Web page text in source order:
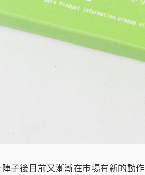
子後目前又漸漸在市場有新的動作